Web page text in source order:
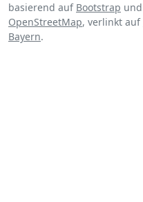
basierend auf Bootstrap und
OpenStreetMap, verlinkt auf
Bayern.